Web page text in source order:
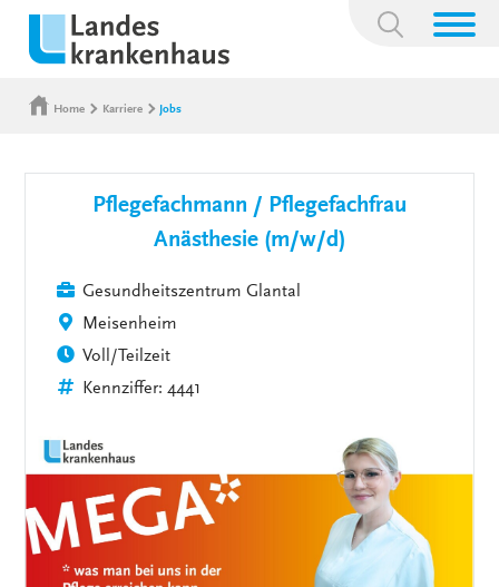
Suchbegriff:
Home Karriere Jobs
Pflegefachmann / Pflegefachfrau
Anästhesie (m/w/d)
Gesundheitszentrum Glantal
Meisenheim
Voll/Teilzeit
Kennziffer: 4441